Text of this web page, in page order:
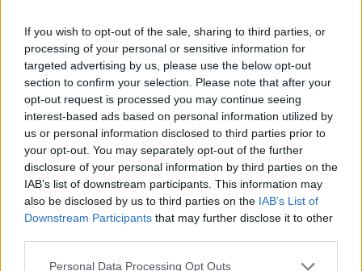
If you wish to opt-out of the sale, sharing to third parties, or
processing of your personal or sensitive information for
targeted advertising by us, please use the below opt-out
section to confirm your selection. Please note that after your
opt-out request is processed you may continue seeing
interest-based ads based on personal information utilized by
us or personal information disclosed to third parties prior to
your opt-out. You may separately opt-out of the further
disclosure of your personal information by third parties on the
IAB’s list of downstream participants. This information may
also be disclosed by us to third parties on the IAB’s List of
Downstream Participants that may further disclose it to other
Personal Data Processing Opt Outs
TAGS ΗΠΑ Ιράν Μέση Ανατολή
Πόλεμος
SOURCE
ΑΠΕ-ΜΠΕ
Διαβάστε επίσης